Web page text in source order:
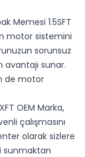
Memesi 1.5SFT
motor sistemini
sorunsuz
avantajı sunar.
de motor
OEM Marka,
çalışmasını
olarak sizlere
sunmaktan